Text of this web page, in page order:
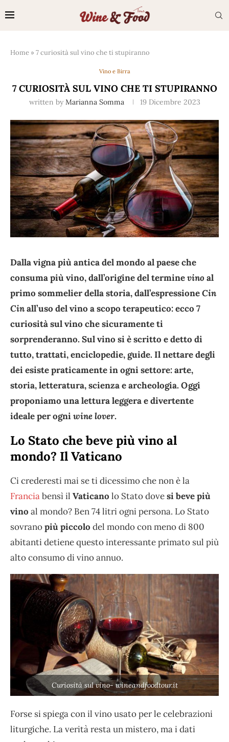
Home »7 curiosità sul vino che ti stupiranno
Vino e Birra
7 CURIOSITÀ SUL VINO CHE TI STUPIRANNO
written by Marianna Somma 19 Dicembre 2023
Dalla vigna più antica del mondo al paese che
consuma più vino, dall’origine del terminevinoal
primo sommelier della storia, dall’espressioneCin
Cinall’uso del vino a scopo terapeutico: ecco 7
curiosità sul vino che sicuramente ti
sorprenderanno. Sul vino si è scritto e detto di
tutto, trattati, enciclopedie, guide. Il nettare degli
dei esiste praticamente in ogni settore: arte,
storia, letteratura, scienza e archeologia. Oggi
proponiamo una lettura leggera e divertente
ideale per ogniwine lover.
Lo Stato che beve più vino al
mondo? Il Vaticano
Ci crederesti mai se ti dicessimo che non è la
Franciabensì il Vaticano lo Stato dovesi beve più
vino al mondo? Ben 74 litri ogni persona. Lo Stato
sovranopiù piccolo del mondo con meno di 800
abitanti detiene questo interessante primato sul più
alto consumo di vino annuo.
Curiosità sul vino- wineandfoodtour.it
Forse si spiega con il vino usato per le celebrazioni
liturgiche. La verità resta un mistero, ma i dati